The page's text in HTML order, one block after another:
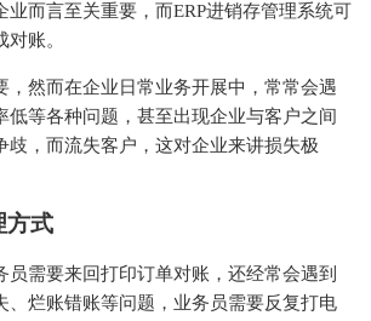
业而言至关重要，而ERP进销存管理系统可
账。
，然而在企业日常业务开展中，常常会遇
低等各种问题，甚至出现企业与客户之间
歧，而流失客户，这对企业来讲损失极
方式
员需要来回打印订单对账，还经常会遇到
、烂账错账等问题，业务员需要反复打电